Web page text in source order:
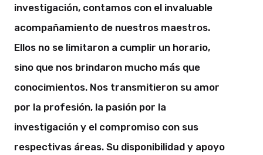
investigación, contamos con el invaluable
acompañamiento de nuestros maestros.
Ellos no se limitaron a cumplir un horario,
sino que nos brindaron mucho más que
conocimientos. Nos transmitieron su amor
por la profesión, la pasión por la
investigación y el compromiso con sus
respectivas áreas. Su disponibilidad y apoyo